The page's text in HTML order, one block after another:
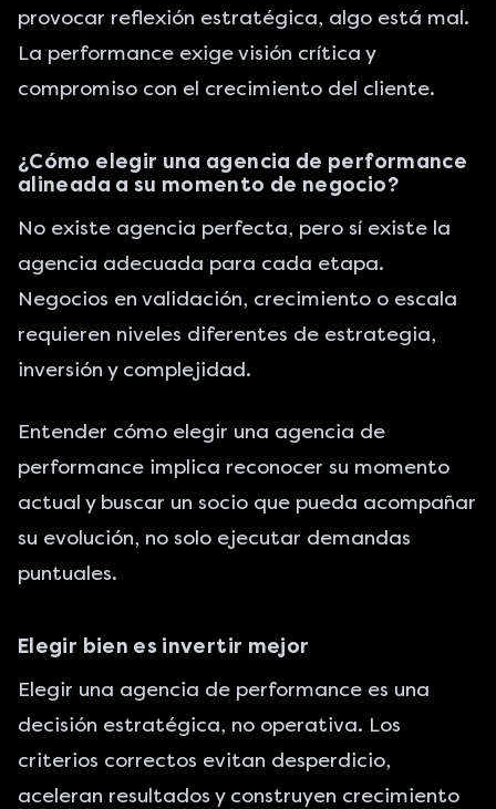
provocar reflexión estratégica, algo está mal.
La performance exige visión crítica y
compromiso con el crecimiento del cliente.
¿Cómo elegir una agencia de performance
alineada a su momento de negocio?
No existe agencia perfecta, pero sí existe la
agencia adecuada para cada etapa.
Negocios en validación, crecimiento o escala
requieren niveles diferentes de estrategia,
inversión y complejidad.
Entender cómo elegir una agencia de
performance implica reconocer su momento
actual y buscar un socio que pueda acompañar
su evolución, no solo ejecutar demandas
puntuales.
Elegir bien es invertir mejor
Elegir una agencia de performance es una
decisión estratégica, no operativa. Los
criterios correctos evitan desperdicio,
aceleran resultados y construyen crecimiento